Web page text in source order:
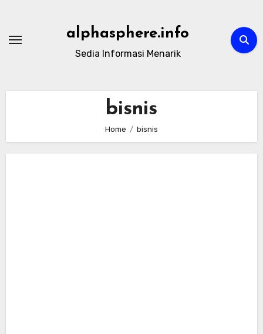
content
alphasphere.info
Sedia Informasi Menarik
bisnis
Home bisnis